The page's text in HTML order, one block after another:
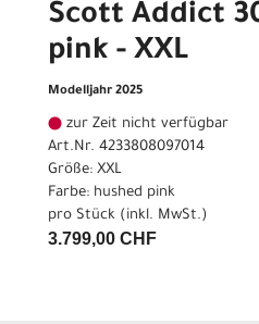
Scott Addict
pink - XXL
Modelljahr 2025
zur Zeit nicht verfügbar
Art.Nr. 4233808097014
Größe: XXL
Farbe: hushed pink
pro Stück (inkl. MwSt.)
3.799,00 CHF